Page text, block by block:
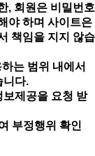
, 회원은 비밀번호
야 하며 사이트은
책임을 지지 않습
는 범위 내에서
니다.
제공을 요청 받
부정행위 확인